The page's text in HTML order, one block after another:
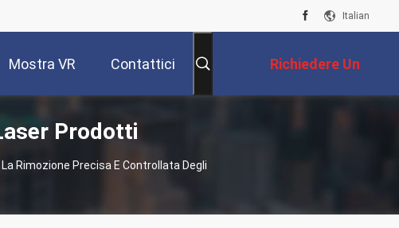
Italian
Mostra VR Contattici Richiedere Un
Preventivo
Prodotti
Rimozione Precisa E Controllata Degli